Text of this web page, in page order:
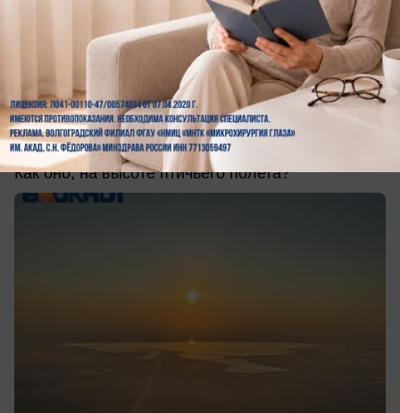
0
Над Волжским — как птица: журналист
Евгения покажет город с воздушного
шара
Как оно, на высоте птичьего полета?